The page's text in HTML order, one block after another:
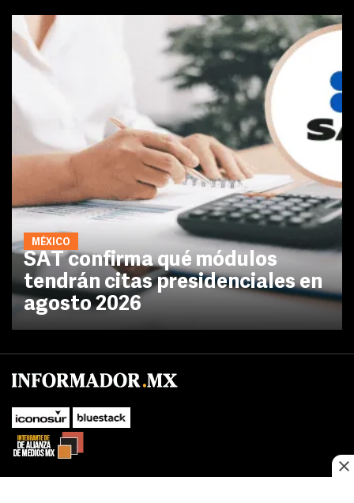
MÉXICO
SAT confirma qué módulos
tendrán citas presidenciales en
agosto 2026